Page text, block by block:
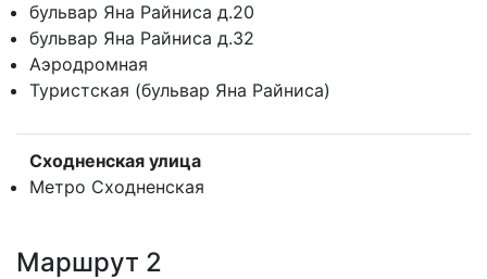
бульвар Яна Райниса д.20
бульвар Яна Райниса д.32
Аэродромная
Туристская (бульвар Яна Райниса)
Сходненская улица
Метро Сходненская
Маршрут 2